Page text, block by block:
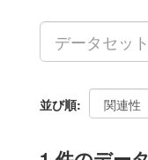
並び順